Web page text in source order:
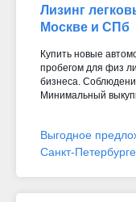
Лизинг
Москве и СПб
Купить новые
пробегом для физ
бизнеса.
Минимальный
Выгодное
Санкт-Петербурге